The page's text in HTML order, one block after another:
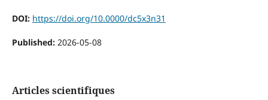
DOI: https://doi.org/10.0000/dc5x3n31
Published: 2026-05-08
Articles scientifiques